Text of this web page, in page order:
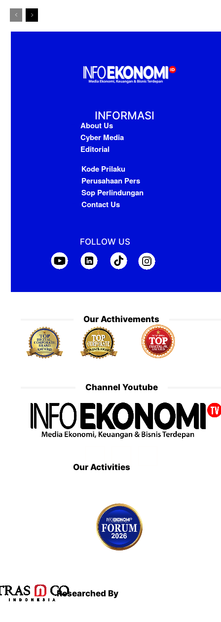
INFORMASI
About Us
Cyber Media
Editorial
Kode Prilaku
Perusahaan Pers
Sop Perlindungan
Contact Us
FOLLOW US
Our Acthivements
Channel Youtube
Our Activities
Researched By